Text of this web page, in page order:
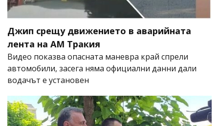
Джип срещу движението в аварийната
лента на АМ Тракия
Видео показва опасната маневра край спрели
автомобили, засега няма официални данни дали
водачът е установен